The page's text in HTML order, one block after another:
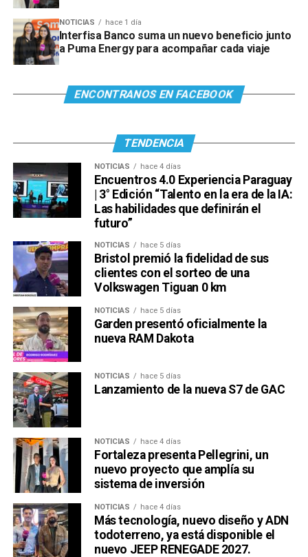
NOTICIAS hace 1 día
Interfisa Banco suma un nuevo beneficio junto
a Puma Energy para acompañar cada viaje
ENCONTRANOS EN FACEBOOK
TENDENCIA
NOTICIAS hace 4 días
Encuentros 4.0 Experiencia Paraguay
| 3° Edición “Talento en la era de la IA:
Las habilidades que definirán el
futuro”
NOTICIAS hace 5 días
Bristol premió la fidelidad de sus
clientes con el sorteo de una
Volkswagen Tiguan 0 km
NOTICIAS hace 5 días
Garden presentó oficialmente la
nueva RAM Dakota
NOTICIAS hace 5 días
Lanzamiento de la nueva S7 de GAC
NOTICIAS hace 4 días
Fortaleza presenta Pellegrini, un
nuevo proyecto que amplía su
sistema de inversión
NOTICIAS hace 4 días
Más tecnología, nuevo diseño y ADN
todoterreno, ya está disponible el
nuevo JEEP RENEGADE 2027.